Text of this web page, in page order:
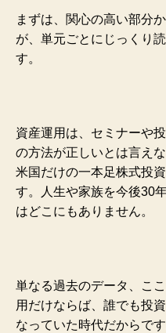
まずは、関心の高い部分
が、単元ごとにじっくり
す。
資産運用は、セミナーや
の方法が正しいとは言え
米国だけの一本足株式投
す。人生や家族を今後30
はどこにもありません。
単なる過去のデータ、こ
用だけならば、誰でも投
なっていた時代だからで